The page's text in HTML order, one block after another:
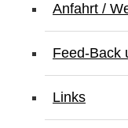
Anfahrt /
Feed-Back
Links